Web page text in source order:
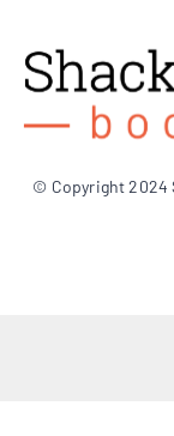
© Copyright 2024